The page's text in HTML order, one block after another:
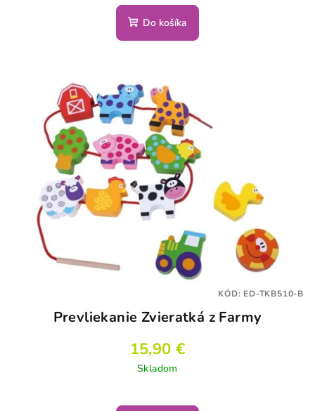
Do košíka
Prevliekanie Zvieratká z Farmy
15,90 €
Skladom
KÓD: ED-TKB510-B